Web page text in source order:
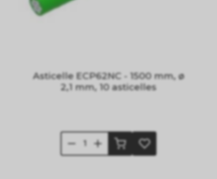
Asticelle ECP62NC - 1500 mm, ø
2,1 mm, 10 asticelles